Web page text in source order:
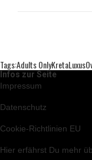
Tags:Adults OnlyKretaLuxus
Infos zur Seite
Impressum
Datenschutz
Cookie-Richtlinien EU
Hier erfährst Du mehr